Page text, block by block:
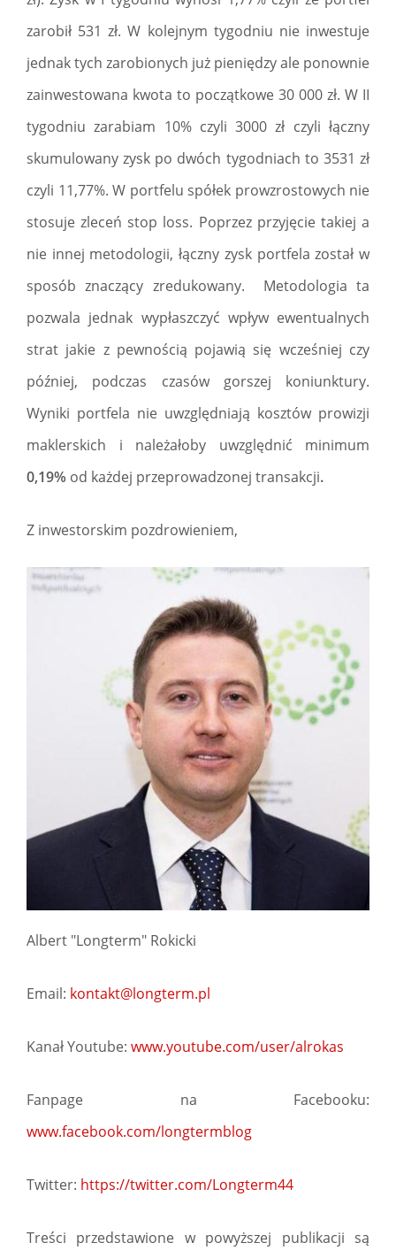
zarobił 531 zł. W kolejnym tygodniu nie inwestuje
jednak tych zarobionych już pieniędzy ale ponownie
zainwestowana kwota to początkowe 30 000 zł. W II
tygodniu zarabiam 10% czyli 3000 zł czyli łączny
skumulowany zysk po dwóch tygodniach to 3531 zł
czyli 11,77%. W portfelu spółek prowzrostowych nie
stosuje zleceń stop loss. Poprzez przyjęcie takiej a
nie innej metodologii, łączny zysk portfela został w
sposób znaczący zredukowany. Metodologia ta
pozwala jednak wypłaszczyć wpływ ewentualnych
strat jakie z pewnością pojawią się wcześniej czy
później, podczas czasów gorszej koniunktury.
Wyniki portfela nie uwzględniają kosztów prowizji
maklerskich i należałoby uwzględnić minimum
0,19% od każdej przeprowadzonej transakcji.
Z inwestorskim pozdrowieniem,
Albert "Longterm" Rokicki
Email: kontakt@longterm.pl
Kanał Youtube: www.youtube.com/user/alrokas
Fanpage na Facebooku:
www.facebook.com/longtermblog
Twitter: https://twitter.com/Longterm44
Treści przedstawione w powyższej publikacji są